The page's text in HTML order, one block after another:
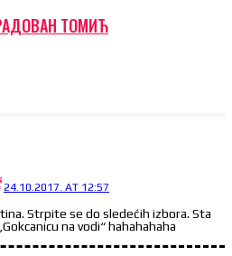
ТОМИЋ
24.10.2017. AT 12:57
Strpite se do sledećih izbora. Sta
na vodi“ hahahahaha